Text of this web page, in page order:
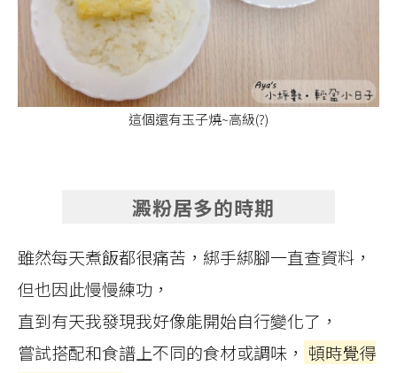
這個還有玉子燒~高級(?)
澱粉居多的時期
雖然每天煮飯都很痛苦，綁手綁腳一直查資料，
但也因此慢慢練功，
直到有天我發現我好像能開始自行變化了，
嘗試搭配和食譜上不同的食材或調味， 頓時覺得